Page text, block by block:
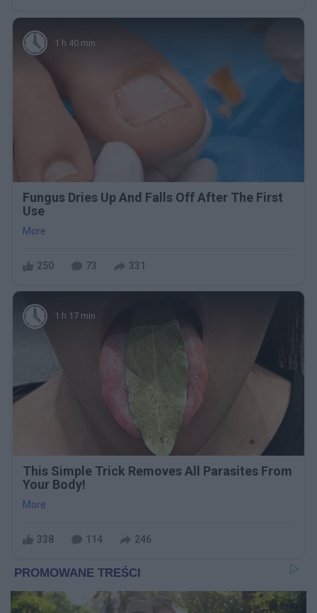
1 h 40 min
Fungus Dries Up And Falls Off After The First
Use
More
250 73 331
1 h 17 min
This Simple Trick Removes All Parasites From
Your Body!
More
338 114 246